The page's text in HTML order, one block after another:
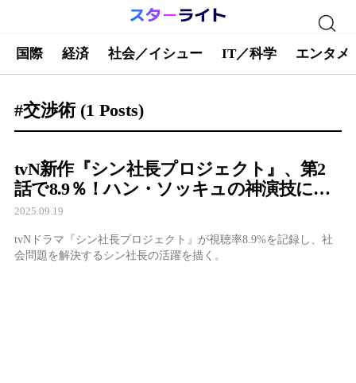
国際 経済 社会／イシュー IT／科学 エンタメ
#交渉術 (1 Posts)
tvN新作『シン社長プロジェクト』、第2
話で8.9％！ハン・ソッキュの神演技に韓
国中が熱狂
2025.09.19
tvNドラマ『シン社長プロジェクト』が視聴率8.9%を記録し、社
会問題を解決するシン社長の活躍を描く。